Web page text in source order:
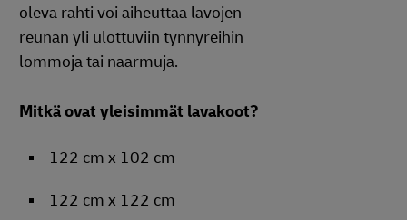
oleva rahti voi aiheuttaa lavojen
reunan yli ulottuviin tynnyreihin
lommoja tai naarmuja.
Mitkä ovat yleisimmät lavakoot?
122 cm x 102 cm
122 cm x 122 cm